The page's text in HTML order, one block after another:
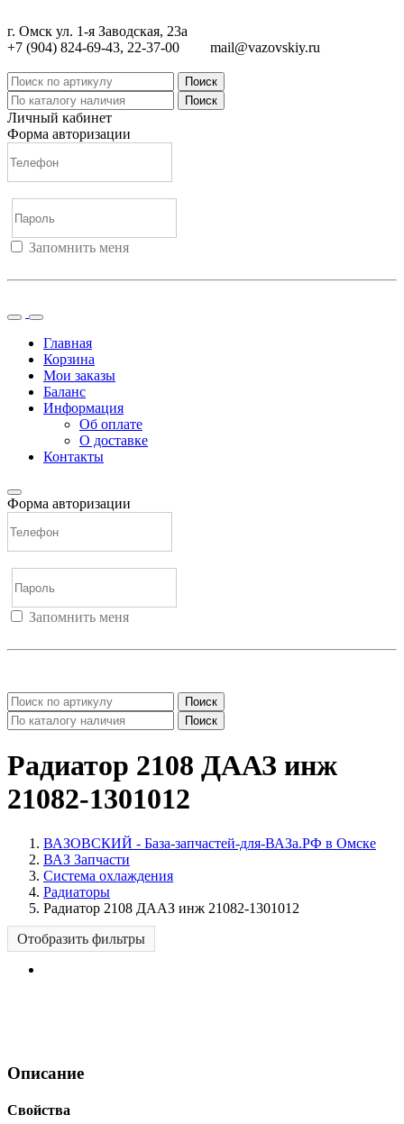
г. Омск ул. 1-я Заводская, 23а
+7 (904) 824-69-43, 22-37-00
mail@vazovskiy.ru
Поиск
Поиск
Личный кабинет
Форма авторизации
Запомнить меня
Главная
Корзина
Мои заказы
Баланс
Информация
Об оплате
О доставке
Контакты
Форма авторизации
Запомнить меня
Поиск
Поиск
Радиатор 2108 ДААЗ инж
21082-1301012
ВАЗОВСКИЙ - База-запчастей-для-ВАЗа.РФ в Омске
ВАЗ Запчасти
Система охлаждения
Радиаторы
Радиатор 2108 ДААЗ инж 21082-1301012
Отобразить фильтры
Описание
Свойства